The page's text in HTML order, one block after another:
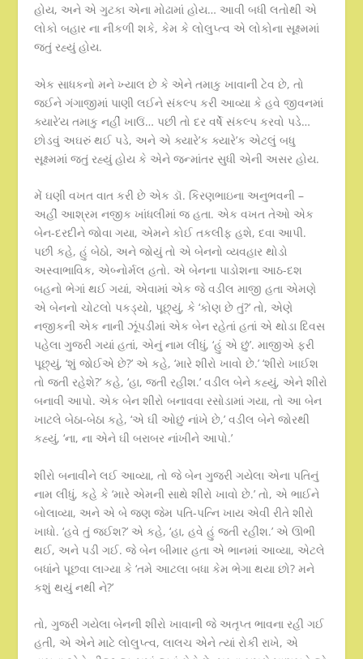
હોય, અને એ ગુટકા એના મોઢામાં હોય… આવી બધી લતોથી એ
લોકો બહાર ના નીકળી શકે, કેમ કે લોલુપ્ત્વ એ લોકોના સૂક્ષ્મમાં
જતું રહ્યું હોય.
એક સાધકનો મને ખ્યાલ છે કે એને તમાકુ ખાવાની ટેવ છે, તો
જઈને ગંગાજીમાં પાણી લઈને સંકલ્પ કરી આવ્યા કે હવે જીવનમાં
ક્યારે’ય તમાકુ નહીં ખાઉં… પછી તો દર વર્ષે સંકલ્પ કરવો પડે…
છોડવું અઘરું થઈ પડે, અને એ ક્યારે’ક ક્યારે’ક એટલું બધુ
સૂક્ષ્મમાં જતું રહ્યું હોય કે એને જન્માંતર સુધી એની અસર હોય.
મેં ઘણી વખત વાત કરી છે એક ડૉ. કિરણભાઇના અનુભવની –
અહીં આશ્રમ નજીક ખાંધલીમાં જ હતા. એક વખત તેઓ એક
બેન-દરદીને જોવા ગયા, એમને કોઈ તકલીફ હશે, દવા આપી.
પછી કહે, હું બેઠો, અને જોયું તો એ બેનનો વ્યવહાર થોડો
અસ્વાભાવિક, એબ્નોર્મલ હતો. એ બેનના પાડોશના આઠ-દશ
બહનો ભેગાં થઈ ગયાં, એવામાં એક જે વડીલ માજી હતા એમણે
એ બેનનો ચોટલો પકડ્યો, પૂછ્યું, કે ‘કોણ છે તું?’ તો, એણે
નજીકની એક નાની ઝૂંપડીમાં એક બેન રહેતાં હતાં એ થોડા દિવસ
પહેલા ગુજરી ગયાં હતાં, એનું નામ લીધું, ‘હું એ છું’. માજીએ ફરી
પૂછ્યું, ‘શું જોઈએ છે?’ એ કહે, ‘મારે શીરો ખાવો છે.’ ‘શીરો ખાઈશ
તો જતી રહેશે?’ કહે, ‘હા, જતી રહીશ.’ વડીલ બેને કહ્યું, એને શીરો
બનાવી આપો. એક બેન શીરો બનાવવા રસોડામાં ગયા, તો આ બેન
ખાટલે બેઠા-બેઠા કહે, ‘એ ઘી ઓછું નાંખે છે,’ વડીલ બેને જોરથી
કહ્યું, ‘ના, ના એને ઘી બરાબર નાંખીને આપો.’
શીરો બનાવીને લઈ આવ્યા, તો જે બેન ગુજરી ગયેલા એના પતિનું
નામ લીધું, કહે કે ‘મારે એમની સાથે શીરો ખાવો છે.’ તો, એ ભાઈને
બોલાવ્યા, અને એ બે જણ જેમ પતિ-પત્નિ ખાય એવી રીતે શીરો
ખાધો. ‘હવે તું જઈશ?’ એ કહે, ‘હા, હવે હું જતી રહીશ.’ એ ઊભી
થઈ, અને પડી ગઈ. જે બેન બીમાર હતા એ ભાનમાં આવ્યા, એટલે
બધાંને પૂછવા લાગ્યા કે ‘તમે આટલા બધા કેમ ભેગા થયા છો? મને
કશું થયું નથી ને?’
તો, ગુજરી ગયેલા બેનની શીરો ખાવાની જે અતૃપ્ત ભાવના રહી ગઈ
હતી, એ એને માટે લોલુપ્ત્વ, લાલચ એને ત્યાં રોકી રાખે, એ